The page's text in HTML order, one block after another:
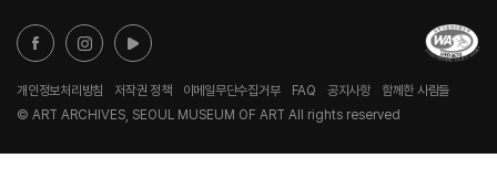
개인정보처리방침 저작권 정책 이메일무단수집거부 FAQ 공지사항
함께한 사람들
© ART ARCHIVES, SEOUL MUSEUM OF ART All rights reserved